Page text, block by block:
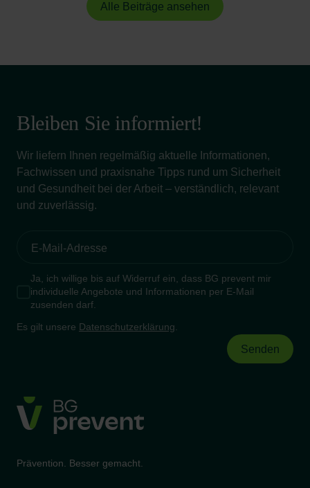
Alle Beiträge ansehen
Bleiben Sie informiert!
Wir liefern Ihnen regelmäßig aktuelle Informationen,
Fachwissen und praxisnahe Tipps rund um Sicherheit
und Gesundheit bei der Arbeit – verständlich, relevant
und zuverlässig.
Ja, ich willige bis auf Widerruf ein, dass BG prevent mir
individuelle Angebote und Informationen per E-Mail
zusenden darf.
Es gilt unsere Datenschutzerklärung
Prävention. Besser gemacht.